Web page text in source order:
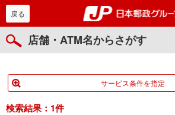
戻る
店舗・ATM名からさがす
サービス条件を指定
検索結果： 1件